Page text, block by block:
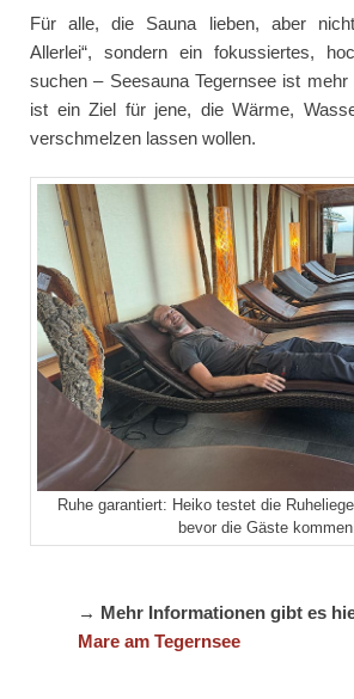
Für alle, die Sauna lieben, aber
Allerlei“, sondern ein fokussiertes,
suchen – Seesauna Tegernsee ist
ist ein Ziel für jene, die Wärme,
verschmelzen lassen wollen.
Ruhe garantiert: Heiko testet die
bevor die Gäste kommen.
→ Mehr Informationen gibt es
Mare am Tegernsee